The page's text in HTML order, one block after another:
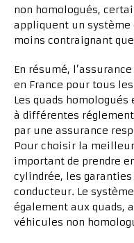
non homologués,
appliquent un
moins contraignant
En résumé,
en France pour tous
Les quads
à différentes
par une assurance
Pour choisir la
important de prendre
cylindrée, les
conducteur. Le
également aux quads,
véhicules non